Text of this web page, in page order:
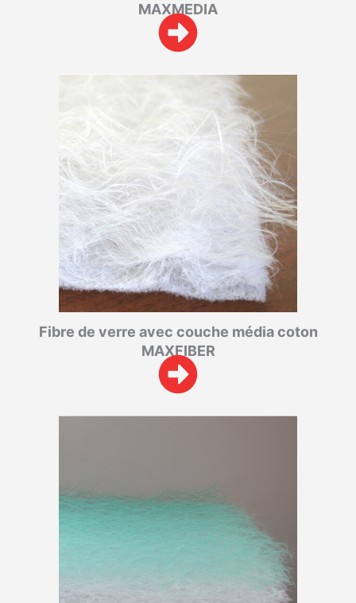
MAXMEDIA
Fibre de verre avec couche média coton
MAXFIBER